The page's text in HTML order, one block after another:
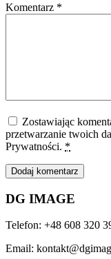
Komentarz *
Zostawiając
przetwarzanie twoich
Prywatności. *
DG IMAGE
Telefon: +48 608 320
Email: